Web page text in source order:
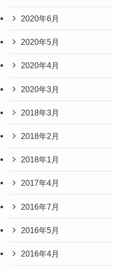
2020年6月
2020年5月
2020年4月
2020年3月
2018年3月
2018年2月
2018年1月
2017年4月
2016年7月
2016年5月
2016年4月